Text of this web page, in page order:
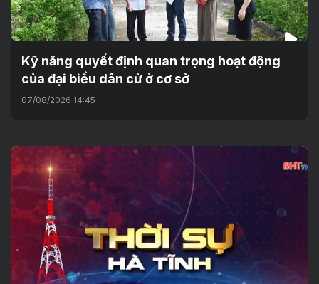
Kỹ năng quyết định quan trọng hoạt động
của đại biểu dân cử ở cơ sở
07/08/2026 14:45